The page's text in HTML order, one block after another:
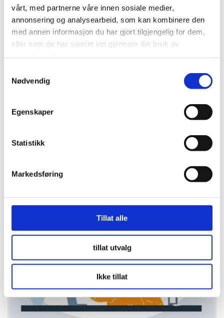
vårt, med partnerne våre innen sosiale medier,
annonsering og analysearbeid, som kan kombinere den
med annen informasjon du har gjort tilgjengelig for dem,
eller som de har samlet inn gjennom din bruk av
Nødvendig
Egenskaper
Statistikk
Markedsføring
Tillat alle
tillat utvalg
Ikke tillat
OVERORDNET RISIKOKARTLEGGING
PÅ 1-2-3
I arbeidslivet er målet er at ingen blir skadet eller